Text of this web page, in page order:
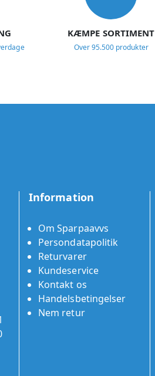
KÆMPE SORTIMENT
Over 95.500 produkter
Information
Om Sparpaavvs
Persondatapolitik
Returvarer
Kundeservice
Kontakt os
Handelsbetingelser
Nem retur